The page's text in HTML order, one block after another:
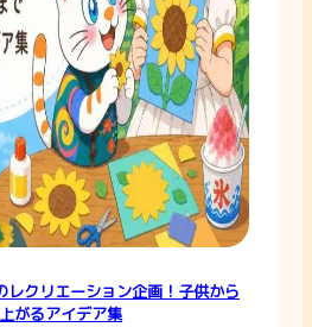
レクリエーション企画！子供から
がるアイデア集